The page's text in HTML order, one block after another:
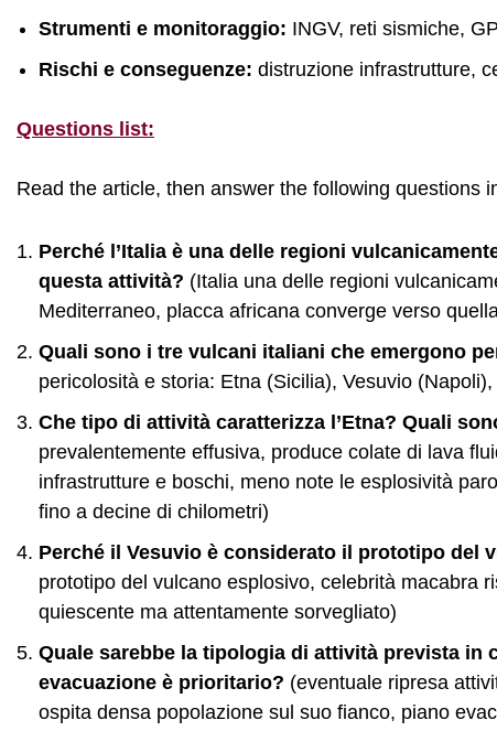
Strumenti e monitoraggio: INGV, reti sismiche,
Rischi e conseguenze: distruzione infrastrutture,
Questions list:
Read the article, then answer the following questions
Perché l’Italia è una delle regioni
questa attività? (Italia una delle regioni
Mediterraneo, placca africana converge verso
Quali sono i tre vulcani italiani che emergono
pericolosità e storia: Etna (Sicilia), Vesuvio
Che tipo di attività caratterizza l’Etna? Quali
prevalentemente effusiva, produce colate di lava
infrastrutture e boschi, meno note le esplosività
fino a decine di chilometri)
Perché il Vesuvio è considerato il prototipo del
prototipo del vulcano esplosivo, celebrità macabra
quiescente ma attentamente sorvegliato)
Quale sarebbe la tipologia di attività prevista in
evacuazione è prioritario? (eventuale ripresa
ospita densa popolazione sul suo fianco, piano